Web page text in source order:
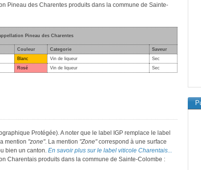
Pineau des Charentes produits dans la commune de Sainte-
Pineau des Charentes
Couleur Categorie
Saveur
Blanc Vin de liqueur
Sec
Rosé Vin de liqueur Sec
Protégée). A noter que le label IGP remplace le label
mention "zone". La mention "Zone"correspond à une surface
bien un canton. En savoir plus sur le label viticole Charentais...
Charentais produits dans la commune de Sainte-Colombe :